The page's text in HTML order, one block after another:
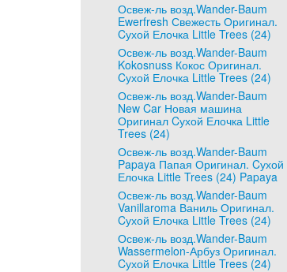
Освеж-ль возд.Wander-Baum
Ewerfresh Свежесть Оригинал.
Cухой Елочка Little Trees (24)
Освеж-ль возд.Wander-Baum
Kokosnuss Кокос Оригинал.
Cухой Елочка Little Trees (24)
Освеж-ль возд.Wander-Baum
New Car Новая машина
Оригинал Cухой Елочка Little
Trees (24)
Освеж-ль возд.Wander-Baum
Papaya Папая Оригинал. Cухой
Елочка Little Trees (24) Papaya
Освеж-ль возд.Wander-Baum
Vanillaroma Ваниль Оригинал.
Cухой Елочка Little Trees (24)
Освеж-ль возд.Wander-Baum
Wassermelon-Арбуз Оригинал.
Cухой Елочка Little Trees (24)